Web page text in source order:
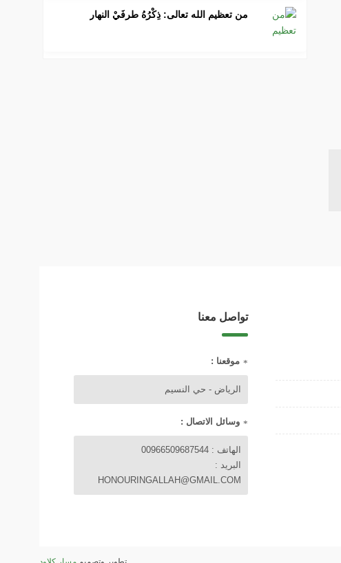
من تعظيم الله تعالى: ذِكْرُهُ طرفَيْ النهار
تواصل معنا
موقعنا :
الرياض - حي النسيم
وسائل الاتصال :
الهاتف : 00966509687544
البريد :
HONOURINGALLAH@GMAIL.COM